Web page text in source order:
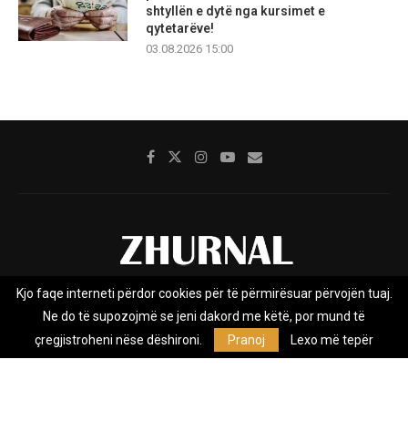
shtyllën e dytë nga kursimet e
qytetarëve!
03.08.2026 15:00
Rreth nesh Impresumi Marketing
Kontakt
Privacy Policy
Zhurnal.mk është Agjenci e Lajmeve e pavarur, e themeluar në vitin
Kjo faqe interneti përdor cookies për të përmirësuar përvojën tuaj.
Ne do të supozojmë se jeni dakord me këtë, por mund të
çregjistroheni nëse dëshironi.
Pranoj Lexo më tepër